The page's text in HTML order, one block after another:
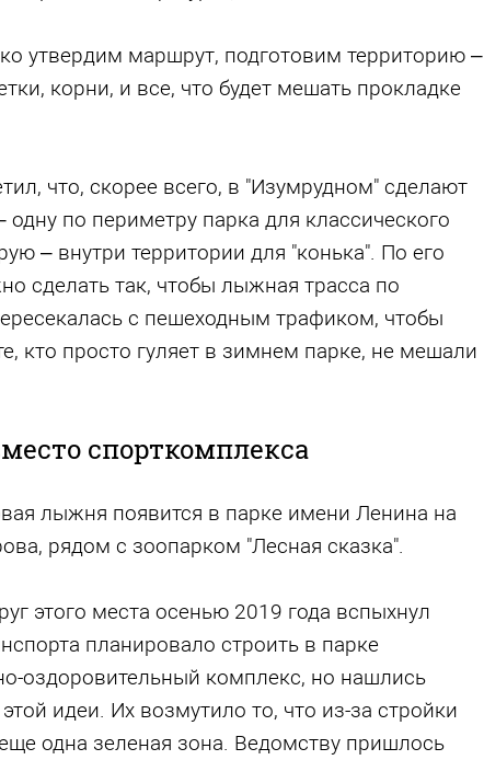
утвердим маршрут, подготовим территорию –
корни, и все, что будет мешать прокладке
что, скорее всего, в "Изумрудном" сделают
по периметру парка для классического
– внутри территории для "конька". По его
сделать так, чтобы лыжная трасса по
с пешеходным трафиком, чтобы
кто просто гуляет в зимнем парке, не мешали
спорткомплекса
лыжня появится в парке имени Ленина на
рядом с зоопарком "Лесная сказка".
этого места осенью 2019 года вспыхнул
планировало строить в парке
оздоровительный комплекс, но нашлись
идеи. Их возмутило то, что из-за стройки
одна зеленая зона. Ведомству пришлось